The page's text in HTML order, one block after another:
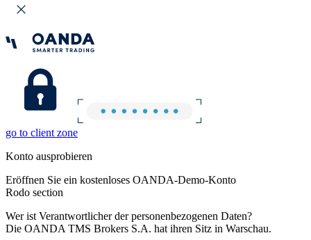
go to client zone
Konto ausprobieren
Eröffnen Sie ein kostenloses OANDA-Demo-Konto
Rodo section
Wer ist Verantwortlicher der personenbezogenen Daten?
Die OANDA TMS Brokers S.A. hat ihren Sitz in Warschau.